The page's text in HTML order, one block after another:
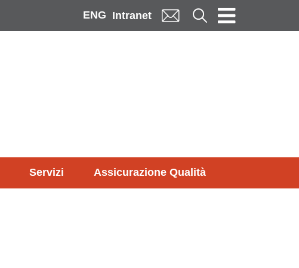
ENG Intranet Cerca
Servizi Assicurazione Qualità